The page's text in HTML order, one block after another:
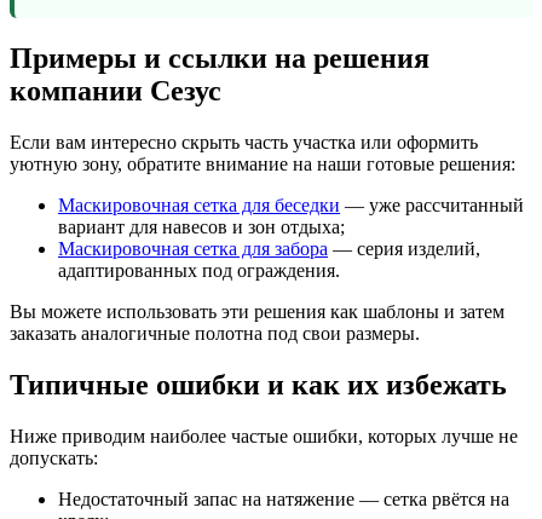
Примеры и ссылки на решения
компании Сезус
Если вам интересно скрыть часть участка или оформить
уютную зону, обратите внимание на наши готовые решения:
Маскировочная сетка для беседки — уже рассчитанный
вариант для навесов и зон отдыха;
Маскировочная сетка для забора — серия изделий,
адаптированных под ограждения.
Вы можете использовать эти решения как шаблоны и затем
заказать аналогичные полотна под свои размеры.
Типичные ошибки и как их избежать
Ниже приводим наиболее частые ошибки, которых лучше не
допускать:
Недостаточный запас на натяжение — сетка рвётся на